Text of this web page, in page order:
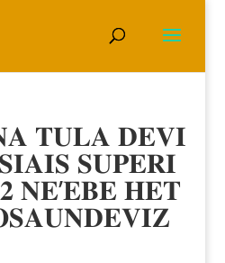
𝐓𝐔𝐋𝐀 𝐃𝐄𝐕𝐈
𝐒𝐔𝐏𝐄𝐑𝐈
𝐍𝐄’𝐄𝐁𝐄 𝐇𝐄𝐓